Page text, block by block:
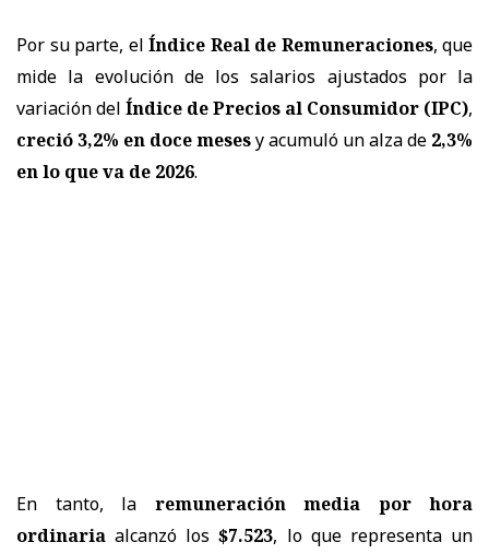
Por su parte, el Índice Real de Remuneraciones, que
mide la evolución de los salarios ajustados por la
variación del Índice de Precios al Consumidor (IPC),
creció 3,2% en doce mesesy acumuló un alza de 2,3%
en lo que va de 2026.
En tanto, la remuneración media por hora
ordinaria alcanzó los$7.523, lo que representa un